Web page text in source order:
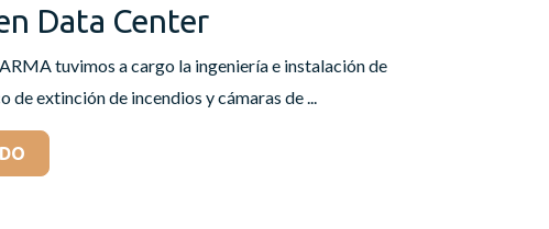
Data Center
tuvimos a cargo la ingeniería e instalación de
extinción de incendios y cámaras de ...